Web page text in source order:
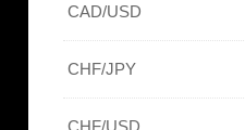
CAD/USD
CHF/JPY
CHF/USD